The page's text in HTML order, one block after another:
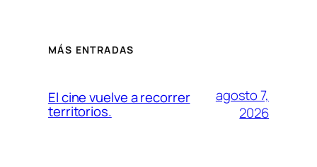
MÁS ENTRADAS
El cine vuelve a recorrer
territorios.
agosto 7,
2026